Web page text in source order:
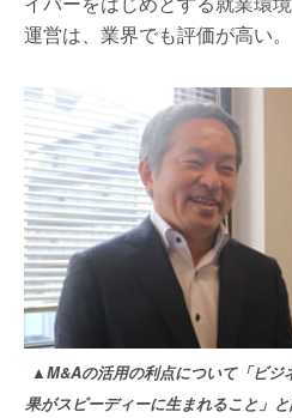
運営は、業界でも評価が高い。
▲M&Aの活用の利点について「ビジ
果がスピーディーに生まれること」